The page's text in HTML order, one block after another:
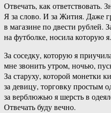
Отвечать, как ответствовать.
Я за слово. И за Жития. Даже
в магазине по двести рублей.
на футболке, носила которую я.
За соседку, которую я
мне звонить утром, ночью,
За старуху, которой монетки
за девицу, торговку простым
за верблюжью я шерсть в
Отвечать буду вечно.